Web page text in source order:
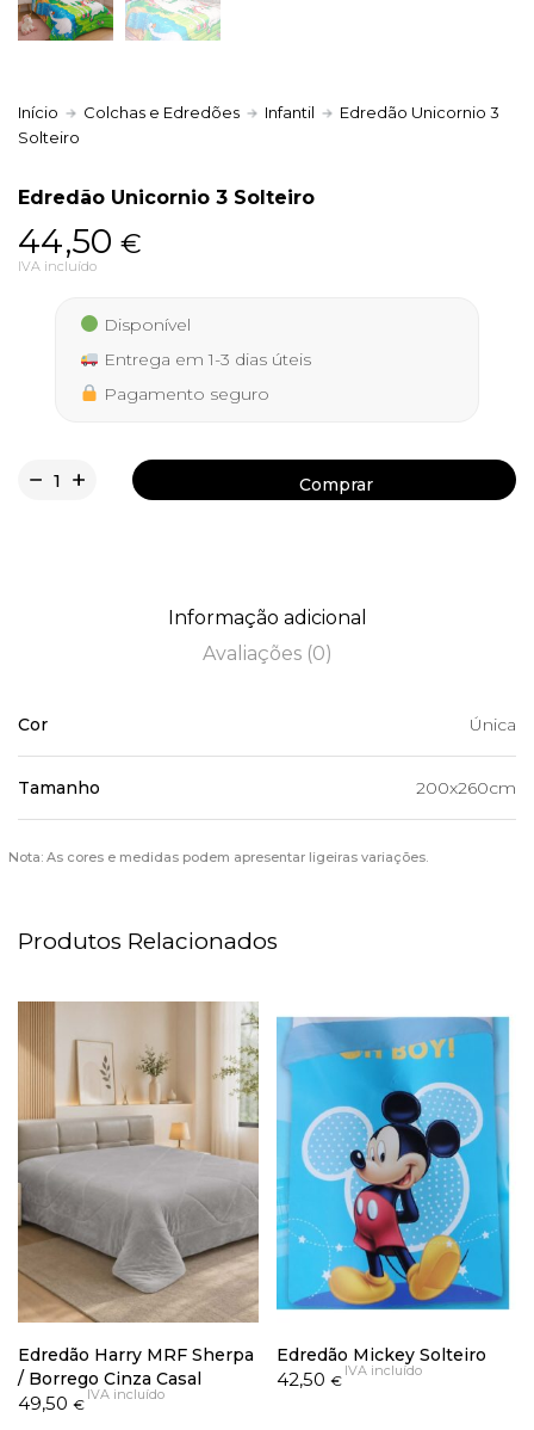
Início Colchas e Edredões Infantil
Edredão Unicornio 3
Solteiro
Edredão Unicornio 3 Solteiro
44,50 €
IVA incluído
Disponível
Entrega em 1-3 dias úteis
Pagamento seguro
Comprar
Informação adicional
Avaliações (0)
Cor Única
Tamanho 200x260cm
Nota: As cores e medidas podem apresentar ligeiras variações.
Produtos Relacionados
Edredão Harry MRF Sherpa
/ Borrego Cinza Casal
49,50 €
IVA incluído
Edredão Mickey Solteiro
42,50 €
IVA incluído